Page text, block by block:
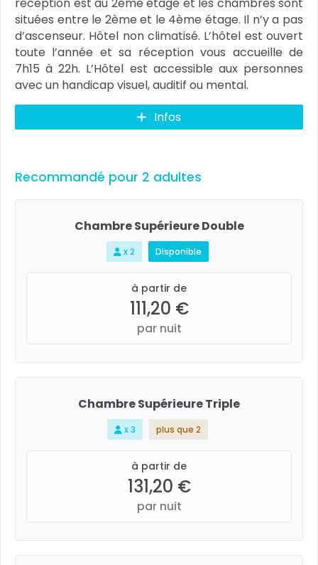
situées entre le 2ème et le 4ème étage. Il n’y a pas
d’ascenseur. Hôtel non climatisé. L’hôtel est ouvert
toute l’année et sa réception vous accueille de
7h15 à 22h. L’Hôtel est accessible aux personnes
avec un handicap visuel, auditif ou mental.
Infos
Recommandé pour 2 adultes
Chambre Supérieure Double
x 2 Disponible
à partir de
111,20 €
par nuit
Chambre Supérieure Triple
x 3 plus que 2
à partir de
131,20 €
par nuit